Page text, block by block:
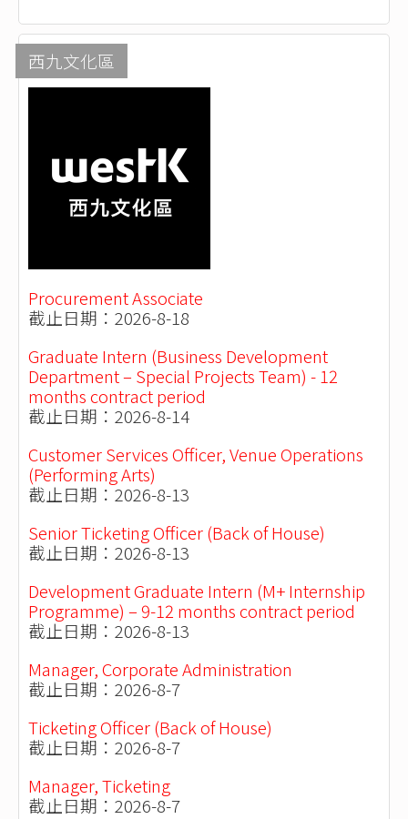
西九文化區
Procurement Associate
截止日期：2026-8-18
Graduate Intern (Business Development
Department – Special Projects Team) - 12
months contract period
截止日期：2026-8-14
Customer Services Officer, Venue Operations
(Performing Arts)
截止日期：2026-8-13
Senior Ticketing Officer (Back of House)
截止日期：2026-8-13
Development Graduate Intern (M+ Internship
Programme) – 9-12 months contract period
截止日期：2026-8-13
Manager, Corporate Administration
截止日期：2026-8-7
Ticketing Officer (Back of House)
截止日期：2026-8-7
Manager, Ticketing
截止日期：2026-8-7